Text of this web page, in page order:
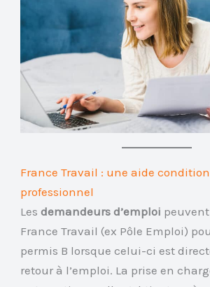
France Travail : une aide
professionnel
Lesdemandeurs d’emploi
France Travail (ex Pôle Emploi)
permis B lorsque celui-ci est
retour à l’emploi. La prise en